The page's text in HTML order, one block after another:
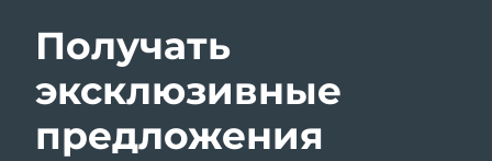
Получать
эксклюзивные
предложения